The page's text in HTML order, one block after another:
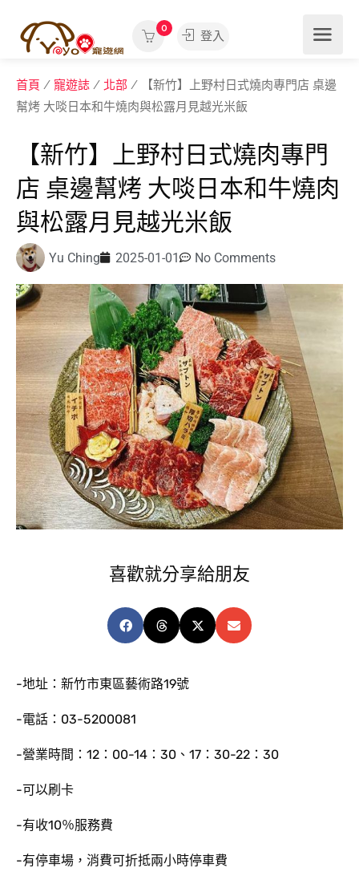
0
登入
首頁 / 寵遊誌 / 北部 / 【新竹】上野村日式燒肉專門店 桌邊
幫烤 大啖日本和牛燒肉與松露月見越光米飯
【新竹】上野村日式燒肉專門
店 桌邊幫烤 大啖日本和牛燒肉
與松露月見越光米飯
Yu Ching 2025-01-01 No Comments
喜歡就分享給朋友
-地址：新竹市東區藝術路19號
-電話：03-5200081
-營業時間：12：00-14：30、17：30-22：30
-可以刷卡
-有收10％服務費
-有停車場，消費可折抵兩小時停車費